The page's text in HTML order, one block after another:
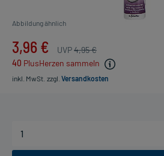
Abbildung ähnlich
3,96 € UVP4,95 €
40 PlusHerzen sammeln
inkl. MwSt. zzgl. Versandkosten